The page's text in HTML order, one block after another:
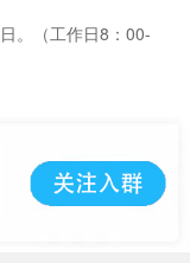
。（工作日8：00-